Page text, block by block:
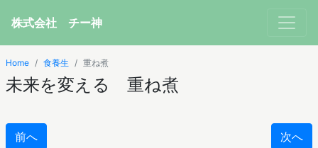
株式会社 チー神
Home 食養生 重ね煮
未来を変える 重ね煮
前へ 次へ